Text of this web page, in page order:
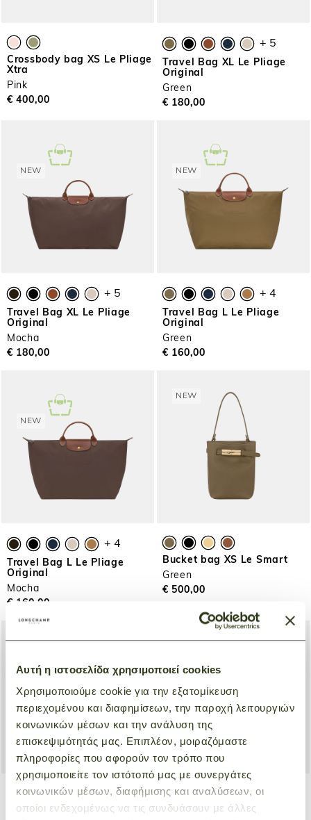
Αυτή η ιστοσελίδα χρησιμοποιεί cookies
Χρησιμοποιούμε cookie για την εξατομίκευση
περιεχομένου και διαφημίσεων, την παροχή λειτουργιών
κοινωνικών μέσων και την ανάλυση της
επισκεψιμότητάς μας. Επιπλέον, μοιραζόμαστε
πληροφορίες που αφορούν τον τρόπο που
χρησιμοποιείτε τον ιστότοπό μας με συνεργάτες
κοινωνικών μέσων, διαφήμισης και αναλύσεων, οι
οποίοι ενδεχομένως να τις συνδυάσουν με άλλες
Crossbody bag XS Le Pliage
Xtra
Pink
€ 400,00
+ 5
Travel Bag XL Le Pliage
Original
Green
€ 180,00
NEW
+ 5
Travel Bag XL Le Pliage
Original
Mocha
€ 180,00
NEW
+ 4
Travel Bag L Le Pliage
Original
Green
€ 160,00
NEW
+ 4
Travel Bag L Le Pliage
Original
Mocha
€ 160,00
NEW
Bucket bag XS Le Smart
Green
€ 500,00
Bucket bag XS Le Smart
Crossbody bag S Le Smart